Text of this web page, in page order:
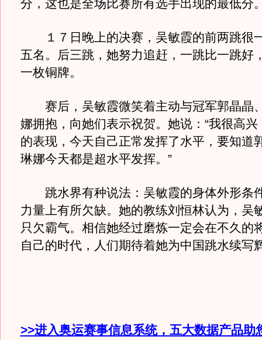
分，这也是全场比赛所有选手出现的最低分
１７日晚上的决赛，吴敏霞的前两跳很
五名。后三跳，她努力追赶，一跳比一跳好
一枚铜牌。
赛后，吴敏霞微笑着主动与冠军郭晶晶
娜拥抱，向她们表示祝贺。她说：“我很高
的表现，今天自己正常发挥了水平，要知道
琳娜今天都是超水平发挥。”
跳水界有种说法：吴敏霞的身体外形条
力量上有所欠缺。她的教练刘恒林认为，吴
只欠霸气。相信她经过磨炼一定会在不久的
自己的时代，人们期待着她为中国跳水续写
>>进入奥运赛事信息系统，五大数据产品助